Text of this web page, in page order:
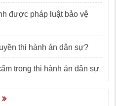
được pháp luật bảo vệ
thi hành án dân sự?
trong thi hành án dân sự